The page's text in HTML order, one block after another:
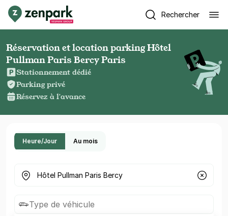
Rechercher
Réservation et location parking Hôtel
Pullman Paris Bercy Paris
Stationnement dédié
Parking privé
Réservez à l'avance
Heure/Jour Au mois
Où cherchez-vous un parking ?
Type de véhicule